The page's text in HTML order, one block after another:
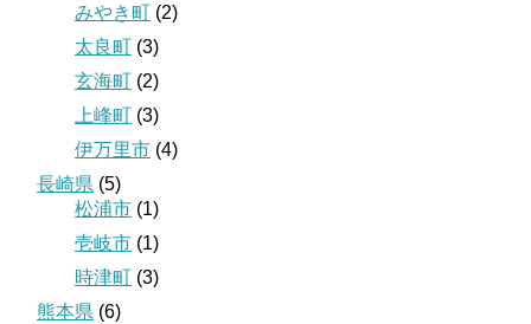
みやき町 (2)
太良町 (3)
玄海町 (2)
上峰町 (3)
伊万里市 (4)
長崎県 (5)
松浦市 (1)
壱岐市 (1)
時津町 (3)
熊本県 (6)